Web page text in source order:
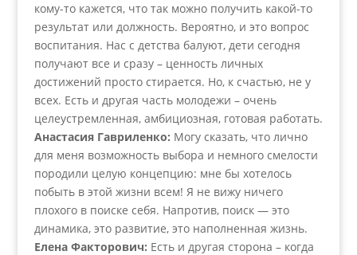
кому-то кажется, что так можно получить какой-то
результат или должность. Вероятно, и это вопрос
воспитания. Нас с детства балуют, дети сегодня
получают все и сразу – ценность личных
достижений просто стирается. Но, к счастью, не у
всех. Есть и другая часть молодежи – очень
целеустремленная, амбициозная, готовая работать.
Анастасия Гавриленко: Могу сказать, что лично
для меня возможность выбора и немного смелости
породили целую концепцию: мне бы хотелось
побыть в этой жизни всем! Я не вижу ничего
плохого в поиске себя. Напротив, поиск — это
динамика, это развитие, это наполненная жизнь.
Елена Факторович: Есть и другая сторона – когда